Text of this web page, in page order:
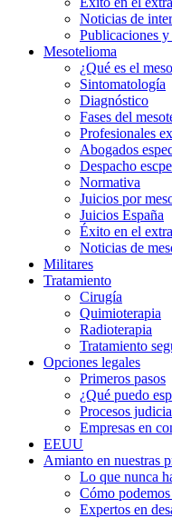
Noticias de
Publicaciones
Mesotelioma
¿Qué es el
Sintomatología
Diagnóstico
Fases del
Profesionales
Abogados
Despacho
Normativa
Juicios por
Juicios España
Éxito en el
Noticias de
Militares
Tratamiento
Cirugía
Quimioterapia
Radioterapia
Tratamiento
Opciones legales
Primeros pasos
¿Qué puedo
Procesos
Empresas en
EEUU
Amianto en nuestras
Lo que nunca
Cómo
Expertos en